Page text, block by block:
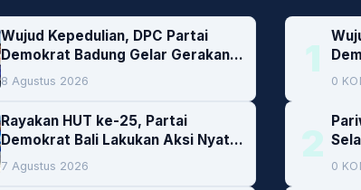
Wujud Kepedulian, DPC Partai
Demokrat Badung Gelar Gerakan
Donor Darah
8 Agustus 2026
Rayakan HUT ke-25, Partai
Demokrat Bali Lakukan Aksi Nyata
Pelestarian Lingkungan
7 Agustus 2026
1
0
2
0